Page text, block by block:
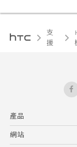
支
援
產品
5G
網站